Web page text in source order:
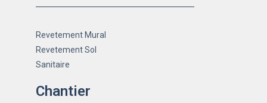
Revetement Mural
Revetement Sol
Sanitaire
Chantier